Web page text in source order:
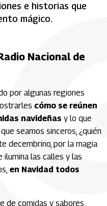
e historias que
mágico.
Nacional de
por algunas regiones
cómo se reúnen
navideñas y lo que
seamos sinceros, ¿quién
decembrino, por la magia
ilumina las calles y las
en Navidad todos
de comidas y sabores